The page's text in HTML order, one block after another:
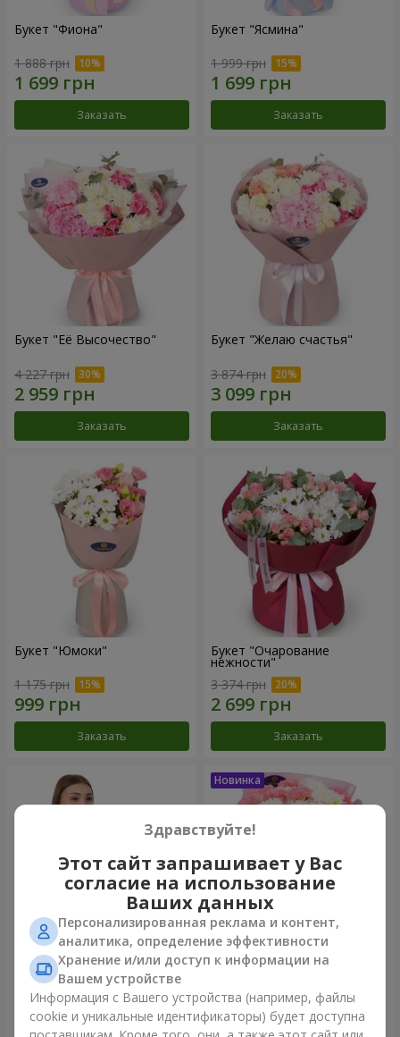
Букет "Фиона"
1 888 грн
Заказать
Букет "Ясмина"
1 999 грн
Заказать
Букет "Её Высочество"
4 227 грн
Заказать
Букет "Желаю счастья"
3 874 грн
Заказать
Букет "Юмоки"
1 175 грн
Заказать
Букет "Очарование
нежности"
3 374 грн
Заказать
Композиция "Белоснежная
гармония"
2 879 грн
Букет "Sentiment"
1 528 грн
Здравствуйте!
Этот сайт запрашивает у Вас
согласие на использование
Ваших данных
Персонализированная реклама и контент,
аналитика, определение эффективности
Хранение и/или доступ к информации на
Вашем устройстве
Информация с Вашего устройства (например, файлы
cookie и уникальные идентификаторы) будет доступна